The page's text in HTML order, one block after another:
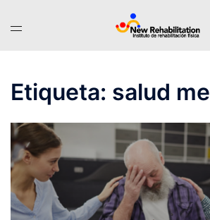
Alternar
Etiqueta: salud